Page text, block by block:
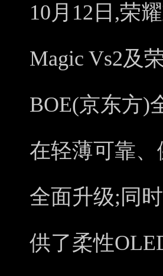
10月12日,荣
Magic Vs2及
BOE(京东方)
在轻薄可靠
全面升级;同
供了柔性